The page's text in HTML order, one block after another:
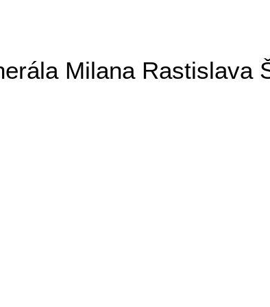
Milana Rastislava